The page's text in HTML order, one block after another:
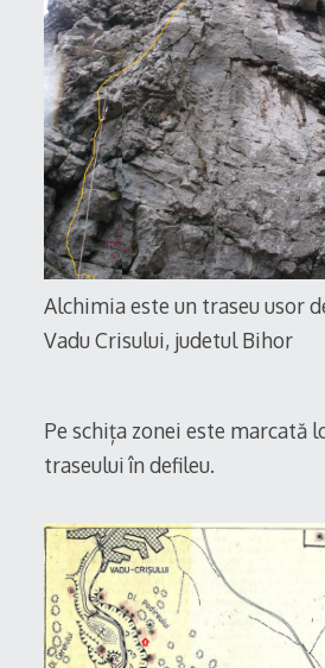
Alchimia este un traseu usor
Vadu Crisului, judetul Bihor
Pe schița zonei este marcată
traseului în defileu.